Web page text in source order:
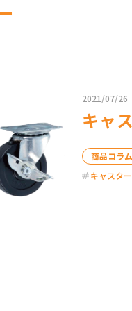
2021/07/26
キャ
商品コラム
キャスター